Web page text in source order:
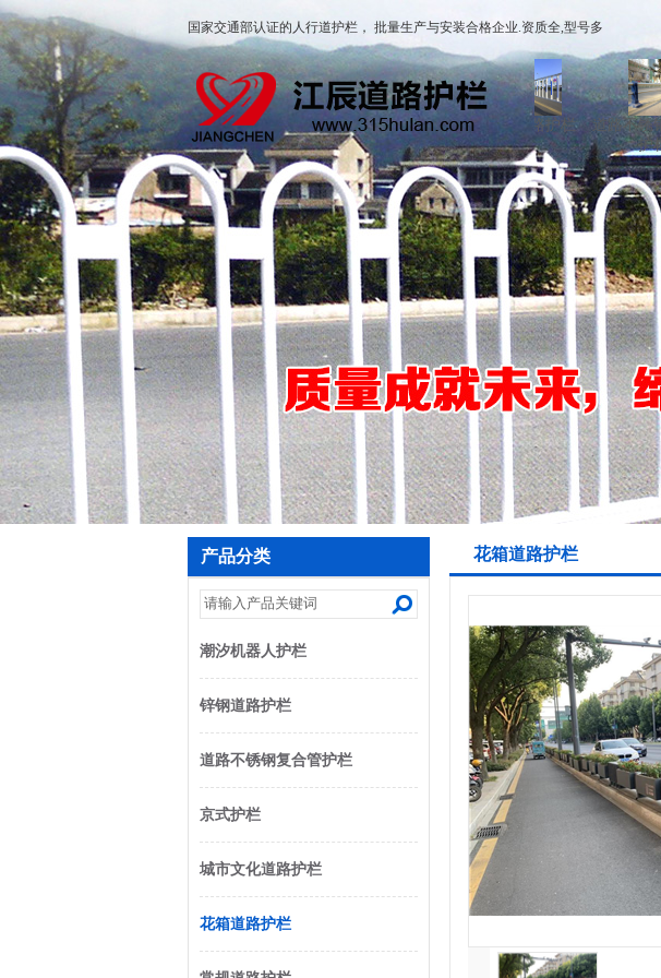
国家交通部认证的人行道护栏， 批量生产与安装合格企业.资质全,型号多
城市文化道路护栏 花箱道路护栏 潮汐机器人护栏 锌钢道路护栏
道路不锈钢复合管
护栏
产品分类
潮汐机器人护栏
锌钢道路护栏
道路不锈钢复合管护栏
京式护栏
城市文化道路护栏
花箱道路护栏
花箱道路护栏